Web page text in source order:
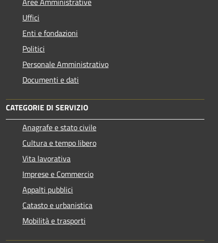
Uffici
Enti e fondazioni
Politici
Personale Amministrativo
Documenti e dati
CATEGORIE DI SERVIZIO
Anagrafe e stato civile
Cultura e tempo libero
Vita lavorativa
Imprese e Commercio
Appalti pubblici
Catasto e urbanistica
Mobilità e trasporti